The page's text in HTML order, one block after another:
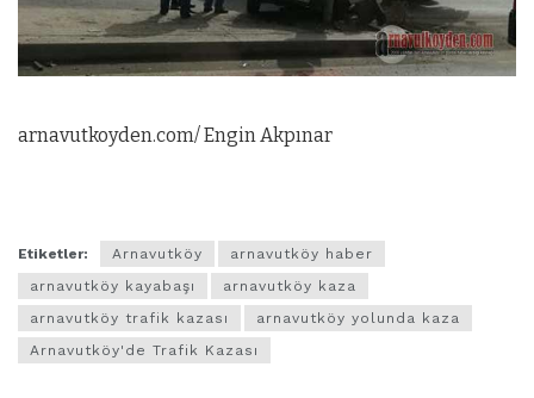
arnavutkoyden.com/ Engin Akpınar
Etiketler: Arnavutköy
arnavutköy haber
arnavutköy kayabaşı
arnavutköy kaza
arnavutköy trafik kazası
arnavutköy yolunda kaza
Arnavutköy'de Trafik Kazası